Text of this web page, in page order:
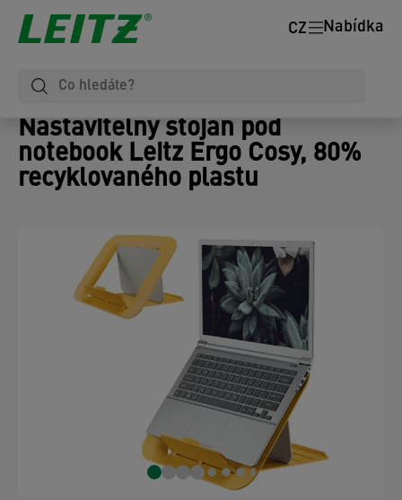
Nabídka
CZ
Nastavitelný stojan pod
notebook Leitz Ergo Cosy, 80%
recyklovaného plastu